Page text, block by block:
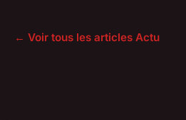
← Voir tous les articles Actu